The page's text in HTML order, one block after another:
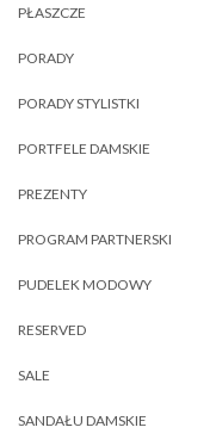
PŁASZCZE
PORADY
PORADY STYLISTKI
PORTFELE DAMSKIE
PREZENTY
PROGRAM PARTNERSKI
PUDELEK MODOWY
RESERVED
SALE
SANDAŁU DAMSKIE